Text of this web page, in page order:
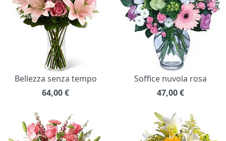
Bellezza senza tempo
64,00€
Soffice nuvola rosa
47,00€